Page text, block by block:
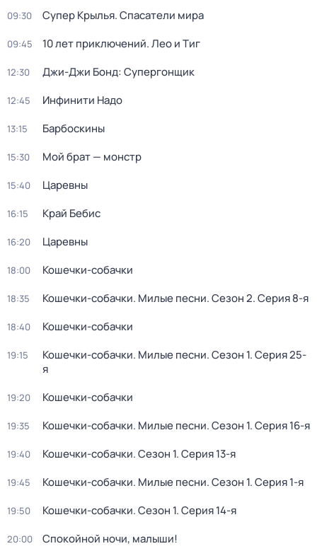
09:30 Супер Крылья. Спасатели мира
09:45 10 лет приключений. Лео и Тиг
12:30 Джи-Джи Бонд: Супергонщик
12:45 Инфинити Надо
13:15 Барбоскины
15:30 Мой брат — монстр
15:40 Царевны
16:15 Край Бебис
16:20 Царевны
18:00 Кошечки-собачки
18:35 Кошечки-собачки. Милые песни. Сезон 2. Серия 8-я
18:40 Кошечки-собачки
19:15 Кошечки-собачки. Милые песни. Сезон 1. Серия 25-
я
19:20 Кошечки-собачки
19:35 Кошечки-собачки. Милые песни. Сезон 1. Серия 16-я
19:40 Кошечки-собачки. Сезон 1. Серия 13-я
19:45 Кошечки-собачки. Милые песни. Сезон 1. Серия 1-я
19:50 Кошечки-собачки. Сезон 1. Серия 14-я
20:00 Спокойной ночи, малыши!